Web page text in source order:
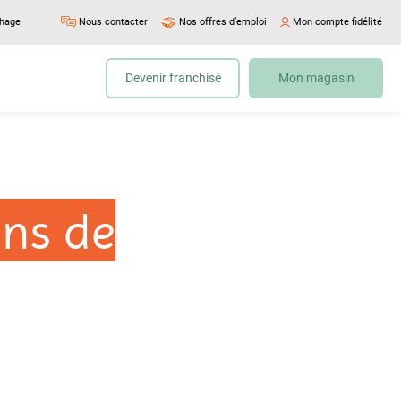
Nous contacter Nos offres d’emploi Mon compte fidélité
Devenir franchisé Mon magasin
de